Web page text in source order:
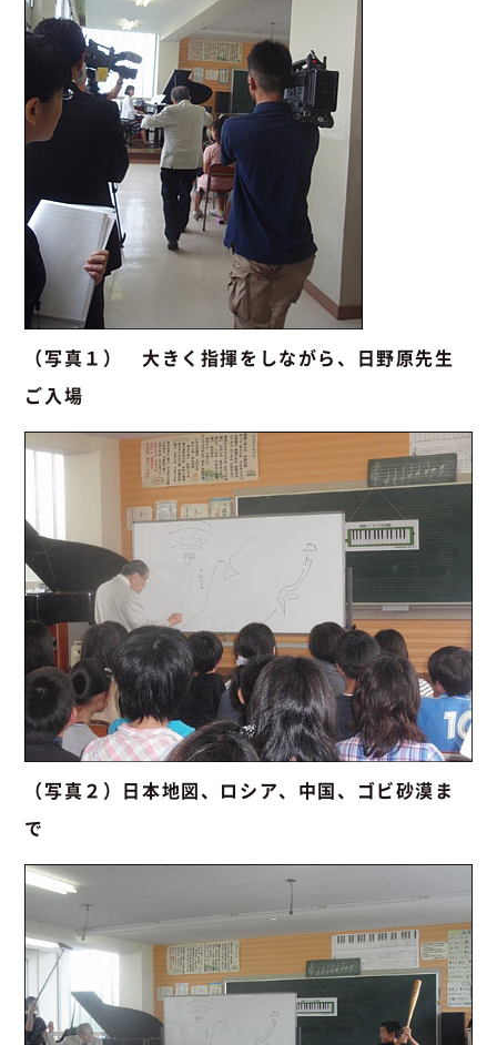
（写真１） 大きく指揮をしながら、日野原先生
ご入場
（写真２）日本地図、ロシア、中国、ゴビ砂漠ま
で